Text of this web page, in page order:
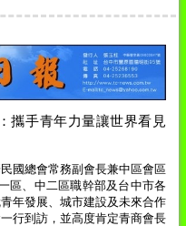
攜手青年力量讓世界看見
國總會常務副會長兼中區會區
區、中二區職幹部及台中市各
青年發展、城市建設及未來合作
行到訪，並高度肯定青商會長